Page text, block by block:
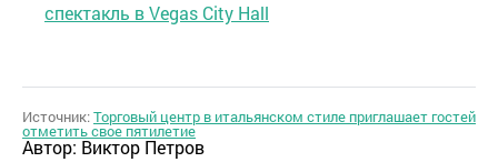
спектакль в Vegas City Hall
Источник:Торговый центр в итальянском стиле приглашает гостей
отметить свое пятилетие
Автор: Виктор Петров